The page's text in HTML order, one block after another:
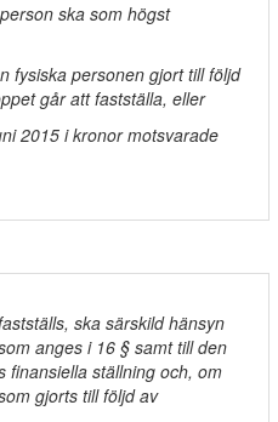
ska som högst
fysiska personen gjort till följd
går att fastställa, eller
2015 i kronor motsvarade
ska särskild hänsyn
anges i 16 § samt till den
finansiella ställning och, om
gjorts till följd av